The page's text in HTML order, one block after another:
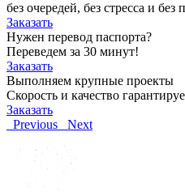
без очередей, без стресса и
Заказать
Нужен перевод паспорта?
Переведем за 30 минут!
Заказать
Выполняем крупные проекты
Скорость и качество
Заказать
Previous
Next